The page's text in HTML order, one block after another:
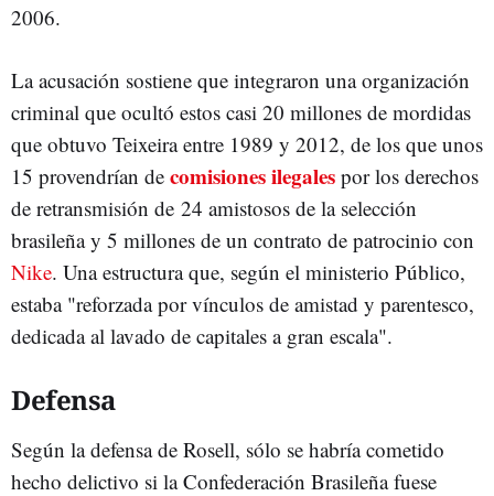
2006.
La acusación sostiene que integraron una organización
criminal que ocultó estos casi 20 millones de mordidas
que obtuvo Teixeira entre 1989 y 2012, de los que unos
15 provendrían de comisiones ilegales por los derechos
de retransmisión de 24 amistosos de la selección
brasileña y 5 millones de un contrato de patrocinio con
Nike. Una estructura que, según el ministerio Público,
estaba "reforzada por vínculos de amistad y parentesco,
dedicada al lavado de capitales a gran escala".
Defensa
Según la defensa de Rosell, sólo se habría cometido
hecho delictivo si la Confederación Brasileña fuese